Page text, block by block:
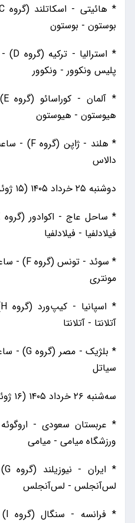
بوستون - بوستون
پلیس ونکوور - ونکوور
هیوستون - هیوستون
دالاس
دوشنبه ۲۵ خرداد ۱۴۰۵ (۱۵ ژوئن ۲۰۲۶)
فیلادلفیا - فیلادلفیا
مونتری
آتلانتا - آتلانتا
سیاتل
سه‌شنبه ۲۶ خرداد ۱۴۰۵ (۱۶ ژوئن ۲۰۲۶)
ورزشگاه میامی - میامی
لس‌آنجلس - لس‌آنجلس